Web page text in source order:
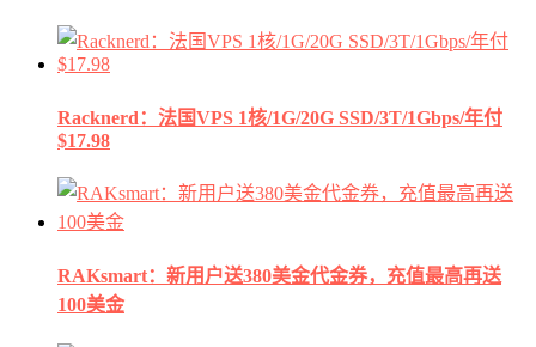
Racknerd：法国VPS 1核/1G/20G SSD/3T/1Gbps/年付
$17.98
RAKsmart：新用户送380美金代金券，充值最高再送
100美金